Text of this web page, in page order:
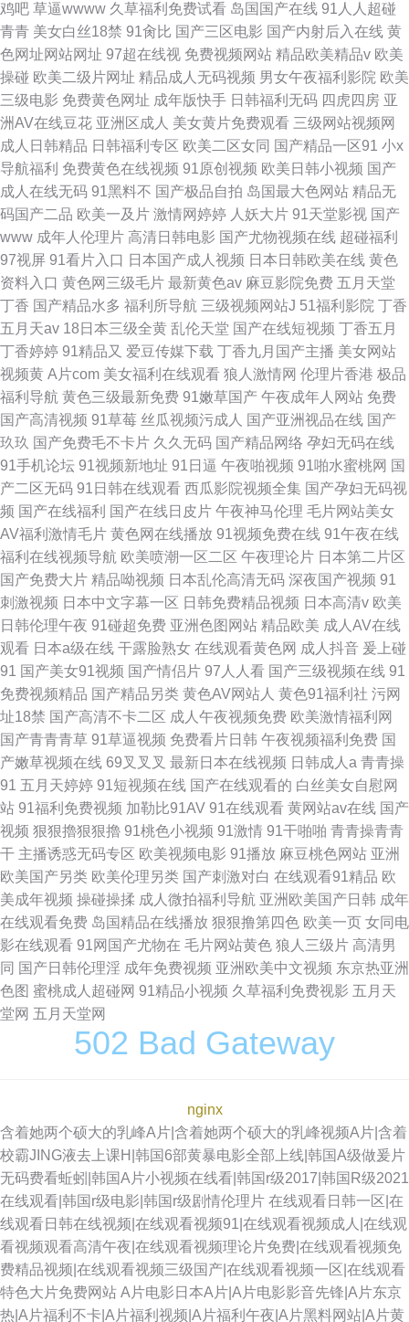
鸡吧 草逼wwww 久草福利免费试看 岛国国产在线 91人人超碰
青青 美女白丝18禁 91肏比 国产三区电影 国产内射后入在线 黄
色网址网站网址 97超在线视 免费视频网站 精品欧美精品v 欧美
操碰 欧美二级片网址 精品成人无码视频 男女午夜福利影院 欧美
三级电影 免费黄色网址 成年版快手 日韩福利无码 四虎四房 亚
洲AV在线豆花 亚洲区成人 美女黄片免费观看 三级网站视频网
成人日韩精品 日韩福利专区 欧美二区女同 国产精品一区91 小x
导航福利 免费黄色在线视频 91原创视频 欧美日韩小视频 国产
成人在线无码 91黑料不 国产极品自拍 岛国最大色网站 精品无
码国产二品 欧美一及片 激情网婷婷 人妖大片 91天堂影视 国产
www 成年人伦理片 高清日韩电影 国产尤物视频在线 超碰福利
97视屏 91看片入口 日本国产成人视频 日本日韩欧美在线 黄色
资料入口 黄色网三级毛片 最新黄色av 麻豆影院免费 五月天堂
丁香 国产精品水多 福利所导航 三级视频网站J 51福利影院 丁香
五月天av 18日本三级全黄 乱伦天堂 国产在线短视频 丁香五月
丁香婷婷 91精品又 爱豆传媒下载 丁香九月国产主播 美女网站
视频黄 A片com 美女福利在线观看 狼人激情网 伦理片香港 极品
福利导航 黄色三级最新免费 91嫩草国产 午夜成年人网站 免费
国产高清视频 91草莓 丝瓜视频污成人 国产亚洲视品在线 国产
玖玖 国产免费毛不卡片 久久无码 国产精品网络 孕妇无码在线
91手机论坛 91视频新地址 91日逼 午夜啪视频 91啪水蜜桃网 国
产二区无码 91日韩在线观看 西瓜影院视频全集 国产孕妇无码视
频 国产在线福利 国产在线日皮片 午夜神马伦理 毛片网站美女
AV福利激情毛片 黄色网在线播放 91视频免费在线 91午夜在线
福利在线视频导航 欧美喷潮一区二区 午夜理论片 日本第二片区
国产免费大片 精品呦视频 日本乱伦高清无码 深夜国产视频 91
刺激视频 日本中文字幕一区 日韩免费精品视频 日本高清v 欧美
日韩伦理午夜 91碰超免费 亚洲色图网站 精品欧美 成人AV在线
观看 日本a级在线 干露脸熟女 在线观看黄色网 成人抖音 爰上碰
91 国产美女91视频 国产情侣片 97人人看 国产三级视频在线 91
免费视频精品 国产精品另类 黄色AV网站人 黄色91福利社 污网
址18禁 国产高清不卡二区 成人午夜视频免费 欧美激情福利网
国产青青青草 91草逼视频 免费看片日韩 午夜视频福利免费 国
产嫩草视频在线 69叉叉叉 最新日本在线视频 日韩成人a 青青操
91 五月天婷婷 91短视频在线 国产在线观看的 白丝美女自慰网
站 91福利免费视频 加勒比91AV 91在线观看 黄网站av在线 国产
视频 狠狠擼狠狠擼 91桃色小视频 91激情 91干啪啪 青青操青青
干 主播诱惑无码专区 欧美视频电影 91播放 麻豆桃色网站 亚洲
欧美国产另类 欧美伦理另类 国产刺激对白 在线观看91精品 欧
美成年视频 操碰操揉 成人微拍福利导航 亚洲欧美国产日韩 成年
在线观看免费 岛国精品在线播放 狠狠撸第四色 欧美一页 女同电
影在线观看 91网国产尤物在 毛片网站黄色 狼人三级片 高清男
同 国产日韩伦理淫 成年免费视频 亚洲欧美中文视频 东京热亚洲
色图 蜜桃成人超碰网 91精品小视频 久草福利免费视影 五月天
堂网 五月天堂网
502 Bad Gateway
nginx
含着她两个硕大的乳峰A片|含着她两个硕大的乳峰视频A片|含着
校霸JING液去上课H|韩国6部黄暴电影全部上线|韩国A级做爰片
无码费看蚯蚓|韩国A片小视频在线看|韩国r级2017|韩国R级2021
在线观看|韩国r级电影|韩国r级剧情伦理片 在线观看日韩一区|在
线观看日韩在线视频|在线观看视频91|在线观看视频成人|在线观
看视频观看高清午夜|在线观看视频理论片免费|在线观看视频免
费精品视频|在线观看视频三级国产|在线观看视频一区|在线观看
特色大片免费网站 A片电影日本A片|A片电影影音先锋|A片东京
热|A片福利不卡|A片福利视频|A片福利午夜|A片黑料网站|A片黄